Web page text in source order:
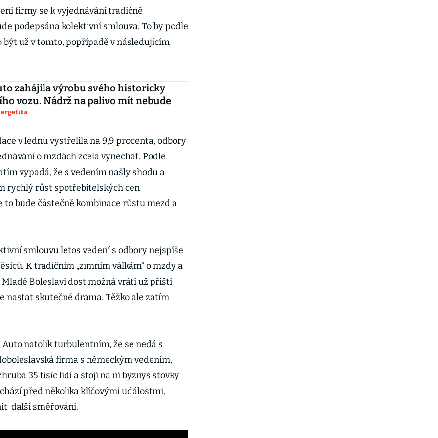
firmy se k vyjednávání tradičně
podepsána kolektivní smlouva. To by podle
být už v tomto, popřípadě v následujícím
zahájila výrobu svého historicky
vozu. Nádrž na palivo mít nebude
v lednu vystřelila na 9,9 procenta, odbory
o mzdách zcela vynechat. Podle
vypadá, že s vedením našly shodu a
rychlý růst spotřebitelských cen
to bude částečně kombinace růstu mezd a
smlouvu letos vedení s odbory nejspíše
K tradičním „zimním válkám“ o mzdy a
Boleslavi dost možná vrátí už příští
nastat skutečné drama. Těžko ale zatím
natolik turbulentním, že se nedá s
firma s německým vedením,
35 tisíc lidí a stojí na ní byznys stovky
před několika klíčovými událostmi,
další směřování.